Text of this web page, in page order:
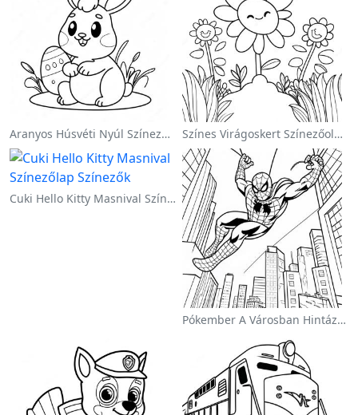
Aranyos Húsvéti Nyúl Színezőoldalon Színes Virágoskert Színezőoldalon
Cuki Hello Kitty Masnival Színezőlap
Pókember A Városban Hintázva Színezőlap